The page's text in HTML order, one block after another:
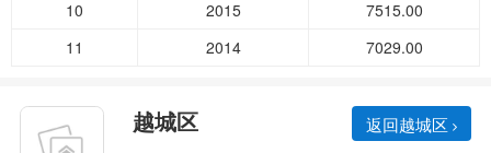
10
2015
7515.00
11
2014 7029.00
越城区 返回越城区